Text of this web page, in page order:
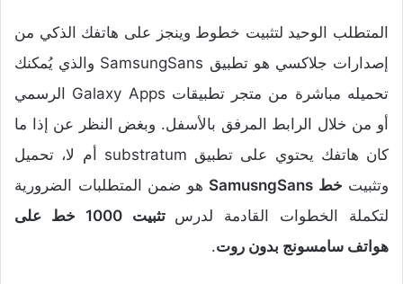
المتطلب الوحيد لتثبيت خطوط وينجز على هاتفك الذكي من
إصدارات جلاكسي هو تطبيق SamsungSans والذي يُمكنك
تحميله مباشرة من متجر تطبيقات Galaxy Apps الرسمي
أو من خلال الرابط المرفق بالأسفل. وبغض النظر عن إذا ما
كان هاتفك يحتوي على تطبيق substratum أم لا، تحميل
وتثبيت خط SamusngSans
هو ضمن المتطلبات الضرورية
لتكملة الخطوات القادمة لدرس
تثبيت 1000 خط على
هواتف سامسونج بدون روت.